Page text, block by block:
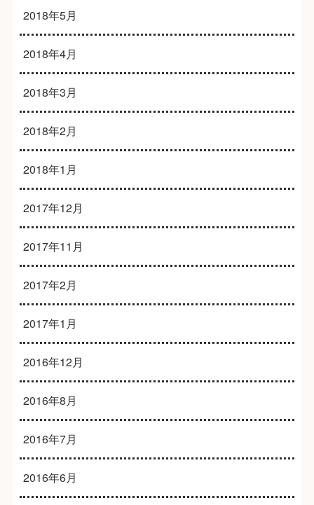
2018年5月
2018年4月
2018年3月
2018年2月
2018年1月
2017年12月
2017年11月
2017年2月
2017年1月
2016年12月
2016年8月
2016年7月
2016年6月